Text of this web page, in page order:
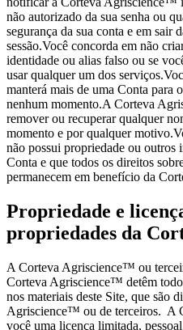
não autorizado da sua senha ou
segurança da sua conta e em sair
sessão.Você concorda em não
identidade ou alias falso ou se
usar qualquer um dos
manterá mais de uma Conta para
nenhum momento.A Corteva
remover ou recuperar qualquer
momento e por qualquer
não possui propriedade ou outros
Conta e que todos os direitos
permanecem em benefício da
Propriedade e
propriedades da
A Corteva Agriscience™ ou
Corteva Agriscience™ detêm
nos materiais deste Site, que são
Agriscience™ ou de terceiros. A
você uma licença limitada,